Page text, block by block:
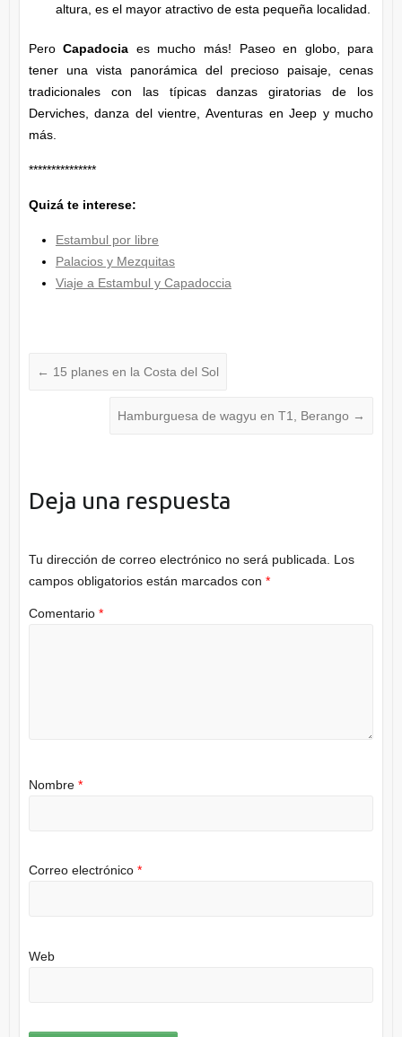
altura, es el mayor atractivo de esta pequeña localidad.
PeroCapadocia es mucho más! Paseo en globo, para
tener una vista panorámica del precioso paisaje, cenas
tradicionales con las típicas danzas giratorias de los
Derviches, danza del vientre, Aventuras en Jeep y mucho
más.
***************
Quizá te interese:
Estambul por libre
Palacios y Mezquitas
Viaje a Estambul y Capadoccia
← 15 planes en la Costa del Sol
Hamburguesa de wagyu en T1, Berango →
Deja una respuesta
Tu dirección de correo electrónico no será publicada. Los
campos obligatorios están marcados con *
Comentario *
Nombre *
Correo electrónico *
Web